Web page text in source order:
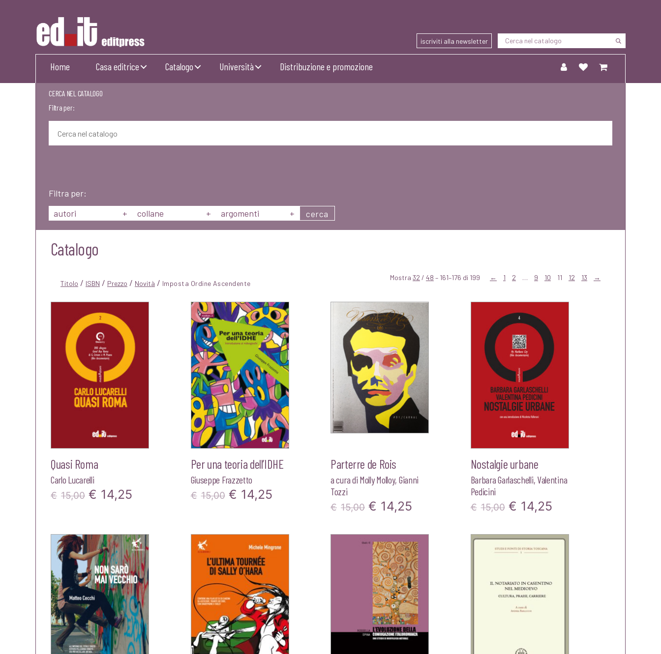
Editpress
iscriviti alla newsletter
Home Casa editrice Catalogo Università Distribuzione e promozione
CERCA NEL CATALOGO
Filtra per:
Filtra per:
autori
+ collane + argomenti + cerca
Catalogo
Titolo / ISBN / Prezzo / Novità / Mostra 32 / 48 – 161–176 di 199 ← 1 2 … 9 10 11 12 13 →
Quasi Roma
Carlo Lucarelli
€ 15,00 Il
originale
era:
€15,00.
€ 14,25
attuale
è:
€14,25.
Per una teoria dell’IDHE
Giuseppe Frazzetto
€ 15,00 Il
originale
era:
€15,00.
€ 14,25Il
attuale
è:
Parterre de Rois
a cura di Molly Molloy, Gianni
Tozzi
€ 15,00 Il
originale
era:
€15,00.
€ 14,25
attuale
è:
€14,25.
Nostalgie urbane
Barbara Garlaschelli, Valentina
Pedicini
€ 15,00 Il
originale
€15,00.
€ 14,25Il
attuale
€14,25.